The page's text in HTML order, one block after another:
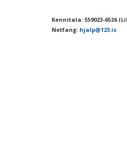
Kennitala: 559023-6526
Netfang: hjalp@123.is